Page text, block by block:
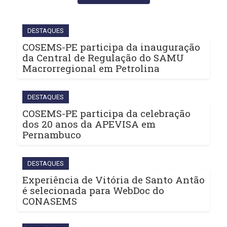
DESTAQUES
COSEMS-PE participa da inauguração
da Central de Regulação do SAMU
Macrorregional em Petrolina
DESTAQUES
COSEMS-PE participa da celebração
dos 20 anos da APEVISA em
Pernambuco
DESTAQUES
Experiência de Vitória de Santo Antão
é selecionada para WebDoc do
CONASEMS